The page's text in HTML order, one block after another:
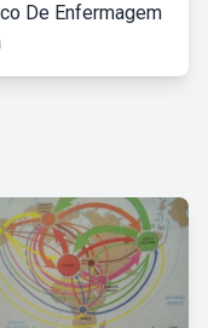
De Enfermagem